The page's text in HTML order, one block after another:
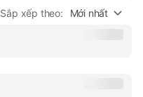
Sắp xếp theo: Mới nhất